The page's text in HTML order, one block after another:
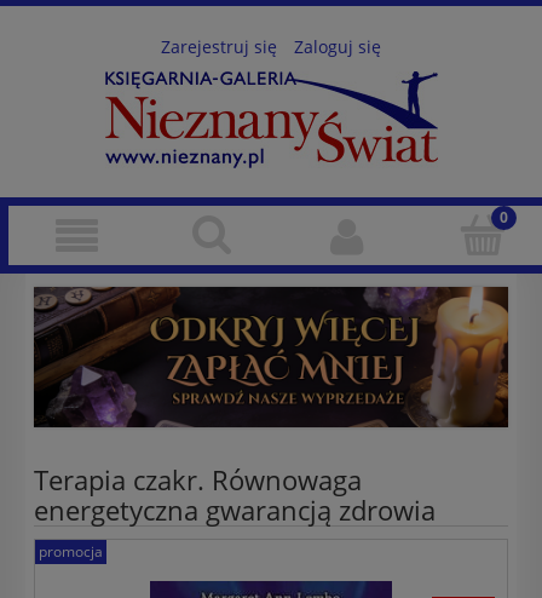
Zarejestruj się Zaloguj się
Terapia czakr. Równowaga
energetyczna gwarancją zdrowia
promocja